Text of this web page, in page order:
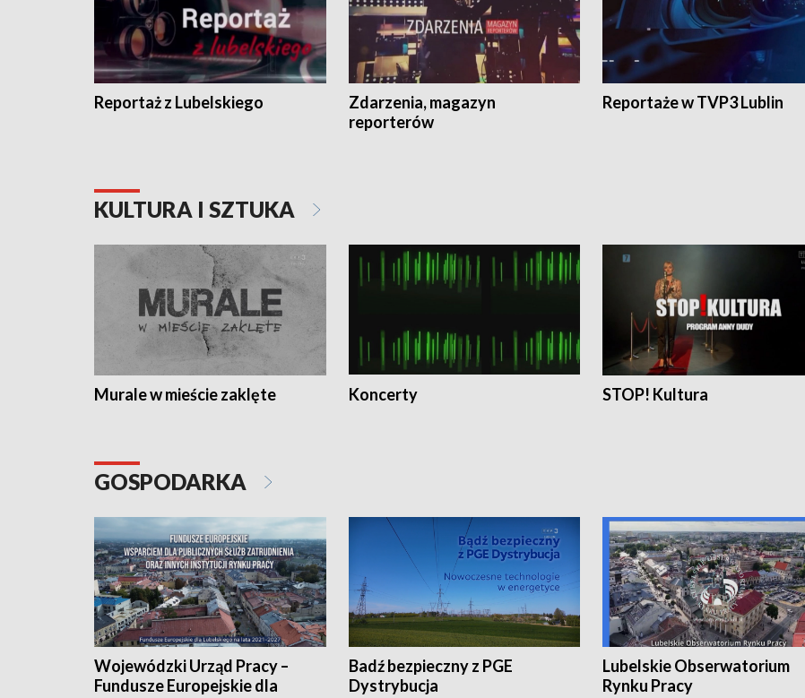
Reportaż z Lubelskiego
Zdarzenia, magazyn
reporterów
Reportaże w TVP3 Lublin
KULTURA I SZTUKA
Murale w mieście zaklęte Koncerty STOP! Kultura
GOSPODARKA
Wojewódzki Urząd Pracy –
Fundusze Europejskie dla
Badź bezpieczny z PGE
Dystrybucja
Lubelskie Obserwatorium
Rynku Pracy